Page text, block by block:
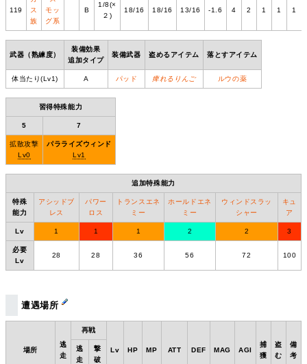
119
ス
族
モッ
グ系
B
1/8(×
２)
18/16 18/16 13/16 -1.6 4 2 1 1 1
武器（熟練度）
装備効果
追加タイプ
装備武器 盗めるアイテム 落とすアイテム
体当たり(Lv1) A パッド 痺れるりんご ルウの薬
習得特殊能力
5 7
拡散攻撃
Lv0
パラライズウィンド
Lv1
追加特殊能力
特殊
能力
アシッドブ
レス
パワー
ロス
トランスエネ
ミー
ホールドエネ
ミー
ウィンドスラッ
シャー
キュ
ア
Lv 1 1 1 2 2 3
必要
Lv
28 28 36 56 72 100
遭遇場所
場所
逃
走
再戦
Lv HP MP ATT DEF MAG AGI
捕
獲
盗
む
備
考
逃
走
撃
破